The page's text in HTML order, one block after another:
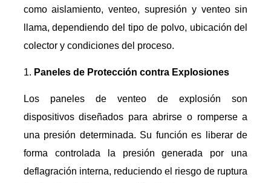
como aislamiento, venteo, supresión y venteo sin
llama, dependiendo del tipo de polvo, ubicación del
colector y condiciones del proceso.
Paneles de Protección contra Explosiones
Los paneles de venteo de explosión son
dispositivos diseñados para abrirse o romperse a
una presión determinada. Su función es liberar de
forma controlada la presión generada por una
deflagración interna, reduciendo el riesgo de ruptura